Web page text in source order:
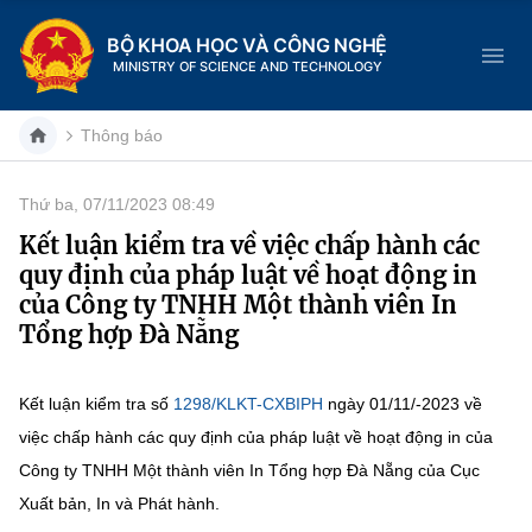
BỘ KHOA HỌC VÀ CÔNG NGHỆ
MINISTRY OF SCIENCE AND TECHNOLOGY
Danh mục
Trang chủ
Giới thiệu
Chức năng nhiệm vụ
Cơ cấu tổ chức
Lịch sử phát triển
Tin tức sự kiện
Khoa học và Công nghệ
Đổi mới sáng tạo
Dịch vụ công
Hệ thống văn bản
Thông báo
Thứ ba, 07/11/2023 08:49
Kết luận kiểm tra về việc chấp hành các
quy định của pháp luật về hoạt động in
của Công ty TNHH Một thành viên In
Tổng hợp Đà Nẵng
Kết luận kiểm tra số 1298/KLKT-CXBIPH ngày 01/11/-2023 về
việc chấp hành các quy định của pháp luật về hoạt động in của
Công ty TNHH Một thành viên In Tổng hợp Đà Nẵng của Cục
Xuất bản, In và Phát hành.